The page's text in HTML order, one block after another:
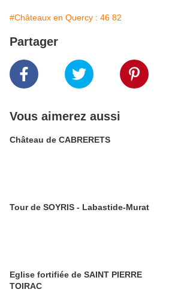
#Châteaux en Quercy : 46 82
Partager
Vous aimerez aussi
Château de CABRERETS
Tour de SOYRIS - Labastide-Murat
Eglise fortifiée de SAINT PIERRE
TOIRAC